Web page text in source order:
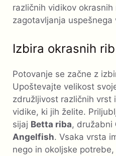
različnih vidikov
zagotavljanja uspešnega
Izbira okrasnih rib
Potovanje se začne z
Upoštevajte velikost
združljivost različnih vrst
vidike, ki jih želite.
sijaj Betta riba, družabni
Angelfish. Vsaka vrsta
nego in okoljske